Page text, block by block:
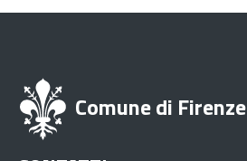
Comune di Firenze